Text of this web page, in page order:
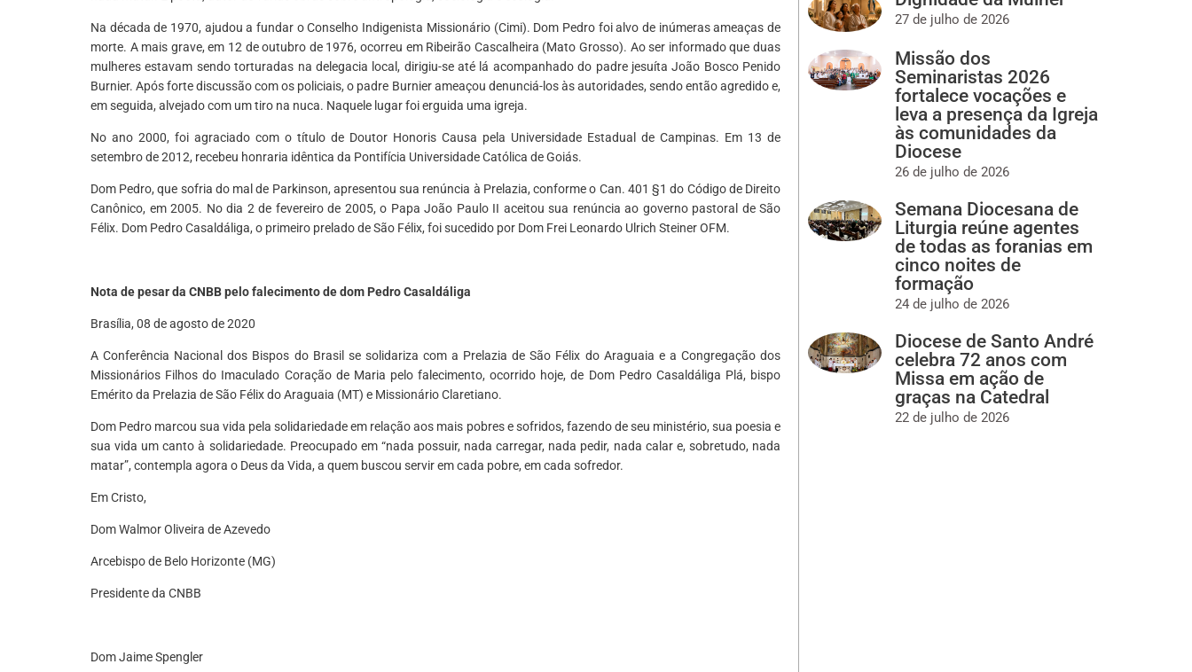
Na década de 1970, ajudou a fundar o Conselho Indigenista Missionário (Cimi). Dom Pedro foi alvo de inúmeras ameaças de
morte. A mais grave, em 12 de outubro de 1976, ocorreu em Ribeirão Cascalheira (Mato Grosso). Ao ser informado que duas
mulheres estavam sendo torturadas na delegacia local, dirigiu-se até lá acompanhado do padre jesuíta João Bosco Penido
Burnier. Após forte discussão com os policiais, o padre Burnier ameaçou denunciá-los às autoridades, sendo então agredido e,
em seguida, alvejado com um tiro na nuca. Naquele lugar foi erguida uma igreja.
No ano 2000, foi agraciado com o título de Doutor Honoris Causa pela Universidade Estadual de Campinas. Em 13 de
setembro de 2012, recebeu honraria idêntica da Pontifícia Universidade Católica de Goiás.
Dom Pedro, que sofria do mal de Parkinson, apresentou sua renúncia à Prelazia, conforme o Can. 401 §1 do Código de Direito
Canônico, em 2005. No dia 2 de fevereiro de 2005, o Papa João Paulo II aceitou sua renúncia ao governo pastoral de São
Félix. Dom Pedro Casaldáliga, o primeiro prelado de São Félix, foi sucedido por Dom Frei Leonardo Ulrich Steiner OFM.
Nota de pesar da CNBB pelo falecimento de dom Pedro Casaldáliga
Brasília, 08 de agosto de 2020
A Conferência Nacional dos Bispos do Brasil se solidariza com a Prelazia de São Félix do Araguaia e a Congregação dos
Missionários Filhos do Imaculado Coração de Maria pelo falecimento, ocorrido hoje, de Dom Pedro Casaldáliga Plá, bispo
Emérito da Prelazia de São Félix do Araguaia (MT) e Missionário Claretiano.
Dom Pedro marcou sua vida pela solidariedade em relação aos mais pobres e sofridos, fazendo de seu ministério, sua poesia e
sua vida um canto à solidariedade. Preocupado em “nada possuir, nada carregar, nada pedir, nada calar e, sobretudo, nada
matar”, contempla agora o Deus da Vida, a quem buscou servir em cada pobre, em cada sofredor.
Em Cristo,
Dom Walmor Oliveira de Azevedo
Arcebispo de Belo Horizonte (MG)
Presidente da CNBB
Dom Jaime Spengler
27 de julho de 2026
Missão dos
Seminaristas 2026
fortalece vocações e
leva a presença da Igreja
às comunidades da
Diocese
26 de julho de 2026
Semana Diocesana de
Liturgia reúne agentes
de todas as foranias em
cinco noites de
formação
24 de julho de 2026
Diocese de Santo André
celebra 72 anos com
Missa em ação de
graças na Catedral
22 de julho de 2026